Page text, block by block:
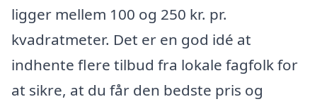
ligger mellem 100 og 250 kr. pr.
kvadratmeter. Det er en god idé at
indhente flere tilbud fra lokale fagfolk for
at sikre, at du får den bedste pris og